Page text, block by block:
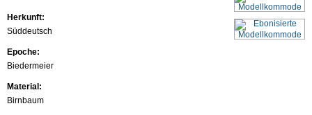
Herkunft:
Süddeutsch
Epoche:
Biedermeier
Material:
Birnbaum